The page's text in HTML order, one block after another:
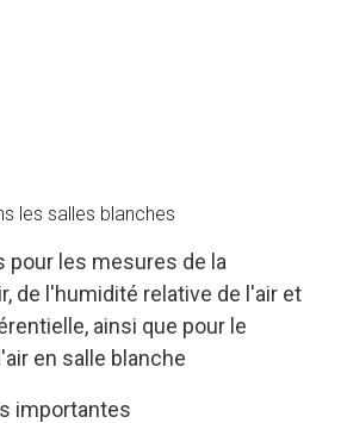
les salles blanches
pour les mesures de la
de l'humidité relative de l'air et
ainsi que pour le
en salle blanche
importantes